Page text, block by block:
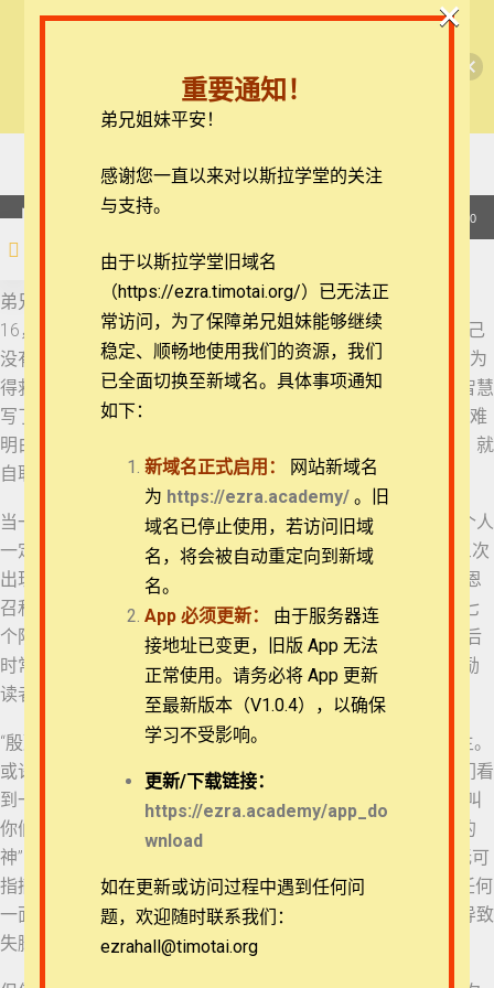
ezrahall@timotai.org
首页 每日读经/灵修 【西罗亚池灵修】彼得后书
彼得后书每日灵修
07 彼得后书 1:19-21
08 彼得后书 2:1-3
09 彼得后书 2:4-7
10 彼得后书 2:8-10
11 彼得后书 2:10-12
12 彼得后书 2:13-16
13 彼得后书 2:17-19
14 彼得后书 2:20-22
15 彼得后书 3:1-4
17 彼得后书 3:8-10
18 彼得后书 3:10-13
频
放
器
00:00
弟兄姐妹平安。我们今天来一起思想的经文是彼得后书3:14-
16，14 亲爱的弟兄啊，你们既盼望这些事，就当殷勤，使自己
没有玷污，无可指摘，安然见主。 15 并且要以我主长久忍耐为
得救的因由，就如我们所亲爱的兄弟保罗，照着所赐给他的智慧
写了信给你们。 16 他一切的信上也都是讲论这事。信中有些难
明白的，那无学问、不坚固的人强解，如强解别的经书一样，就
自取沉沦。
当一个人真实地盼望有义居在其中的新天新地时，彼得说这个人
一定应该有相应的行动——“殷勤”。他很喜欢“殷勤”这个字，三次
出现在书信中，先是鼓励信徒“应当更加殷勤，使你们所蒙的恩
召和拣选坚定不移”（彼得后书1:10），完成从信心到爱心的七
个阶段的蜕变。然后是自己“要尽心竭力，使你们在我去世以后
时常记念这些事”（彼得后书1:15）。在书信结尾，他再次鼓励
读者们“殷勤”，践行前文中的自勉。
“殷勤”的结果是外在“没有玷污，无可指摘”，内在“安然”地见主。
或许将彼得这里的教导与犹大书最后的祝福结合，可以让我们看
到一幅更加完整的图画。因为那里说“那能保守你们不失脚、叫
你们无瑕无疵、欢欢喜喜站在他荣耀之前的我们的救主独一的
神”（犹大书24）。一方面是人的殷勤来“使自己没有玷污，无可
指摘”，另一方面是神的保守“叫你们无瑕无疵”。过度地强调任何
一面、忽视另外一面，都会像不能平衡左右脚走路一样，会导致
失脚。
团体报名及课程定制咨询：ezrahall@timotai.org
退换政策
隐私策略
常见问题
APP下载
联系我们
关于我们
Copyright © 2022-2026 Timothy Training International,
重要通知！
弟兄姐妹平安！
感谢您一直以来对以斯拉学堂的关注
与支持。
由于以斯拉学堂旧域名
（https://ezra.timotai.org/）已无法正
常访问， 为了保障弟兄姐妹能够继续
稳定、顺畅地使用我们的资源，我们
已全面切换至新域名。具体事项通知
如下：
新域名正式启用：
网站新域名
为 https://ezra.academy/ 。旧
域名已停止使用，若访问旧域
名，将会被自动重定向到新域
名。
App必须更新：
由于服务器连
接地址已变更，旧版 App 无法
正常使用。请务必将 App 更新
至最新版本（V1.0.4），以确保
学习不受影响。
更新/下载链接：
https://ezra.academy/app_do
wnload
如在更新或访问过程中遇到任何问
题，欢迎随时联系我们：
ezrahall@timotai.org
×
查看课程